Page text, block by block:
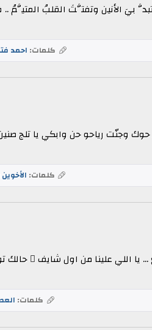
الأنين وتفتَّتَ القلبُ المتيَّمُ ..
كلمات: احمد
وجنّت رياحو حن وابكي يا تلج
كلمات:
... يا اللي علينا من اول شايف
كلمات: